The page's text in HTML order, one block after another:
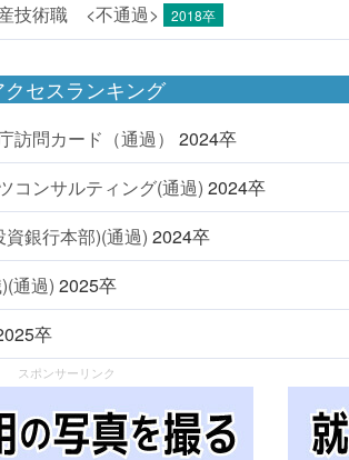
技術職 <不通過> 2018卒
セスランキング
問カード（通過）
2024卒
コンサルティング(通過) 2024卒
銀行本部)(通過) 2024卒
通過) 2025卒
卒
スポンサーリンク